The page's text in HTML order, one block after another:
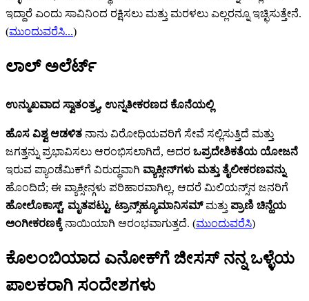
ಇದ್ದಾರೆ ಎಂದು ಸಾವಿನಿಂದ ರಕ್ಷಿಸಲು ಮತ್ತು ಮರಳಲು ಎಲ್ಲರನ್ನೂ ಇಚ್ಛಿಸುತ್ತೇನೆ.
(ಮುಂದುವರೆಸಿ...)
ಲಾಲ್ ಅಲೆರ್ಟ್‌
ಉನ್ಮುಖವಾದ ಸ್ವಾತಂತ್ರ್ಯ, ಉನ್ನತೀಕರಣದ ಕೊನೆಯಲ್ಲಿ
ಹೊಸ ವಿಶ್ವ ಆಡಳಿತ ನಾನು ವಿರೋಧಿಯವರಿಗೆ ಸೇವೆ ಸಲ್ಲಿಸುತ್ತಿದೆ ಮತ್ತು
ಜಗತ್ತನ್ನು ಪ್ರಭಾವಿಸಲು ಆರಂಭಿಸಲಾಗಿದೆ, ಅದರ ಒಪ್ರದೇಶಿಕತೆಯ ಯೋಜನೆ
ಇರುವ ಪ್ಯಾಂಡೆಮಿಕ್‌ಗೆ ವಿರುದ್ಧವಾಗಿ ವ್ಯಾಕ್ಸೀನ್‌‌ಗಳು ಮತ್ತು ತೈಲೀಕರಣವನ್ನು
ಹೊಂದಿದೆ; ಈ ವ್ಯಾಕ್ಸೀನ್ಗಳು ಪರಿಹಾರವಾಗಿಲ್ಲ, ಆದರೆ ಮಿಲಿಯನ್ಸ್‌ನ ಜನರಿಗೆ
ಹೋಲೊಕಾಸ್ಟ್‌, ಮೃತಪಟ್ಟು, ಟ್ರಾನ್ಸ್‌‌ಹ್ಯೂಮಾನಿಸಮ್‌ಮತ್ತು ಪ್ರಾಣಿ ಚಿನ್ಹೆಯ
ಅಂಗೀಕರಣಕ್ಕೆ ನಾಯಿಯಾಗಿ ಆರಂಭವಾಗುತ್ತದೆ. (ಮುಂದುವರೆಸಿ)
ಕೊಲಂಬಿಯಾದ ಎನೋಕ್‍ಗೆ ಜೀಸಸ್ ನನ್ನ ಒಳ್ಳೆಯ
ಪಾಲಕರಾಗಿ ಸಂದೇಶಗಳು